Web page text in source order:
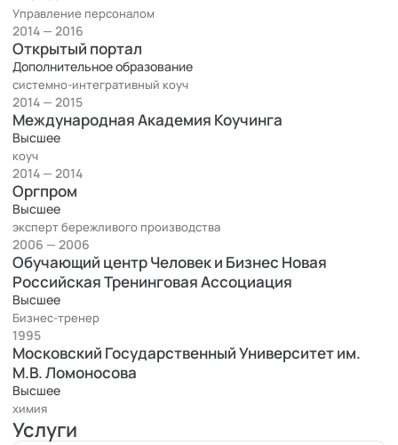
Московский Государственный Университет им.
М.В. Ломоносова
Высшее
химия
1995
Открытый портал
Дополнительное образование
системно-интегративный коуч
2014 — 2016
Управление персоналом
Международная Академия Коучинга
Высшее
коуч
2014 — 2015
Обучающий центр Человек и Бизнес Новая
Российская Тренинговая Ассоциация
Высшее
Бизнес-тренер
2006 — 2006
Оргпром
Высшее
эксперт бережливого производства
2014 — 2014
Услуги